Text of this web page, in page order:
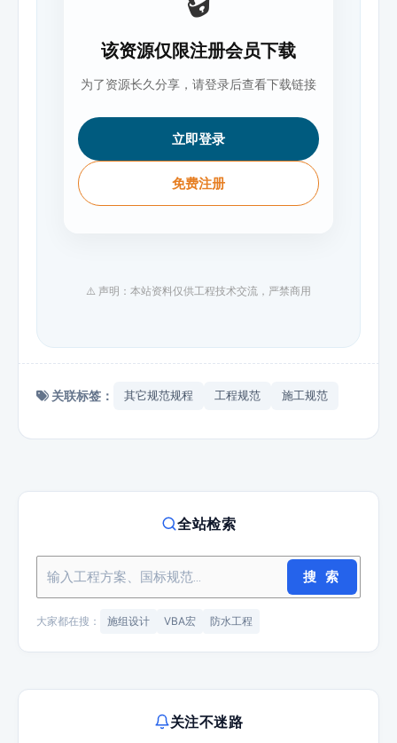
该资源仅限注册会员下载
为了资源长久分享，请登录后查看下载链接
立即登录
免费注册
⚠️ 声明：本站资料仅供工程技术交流，严禁商用
关联标签： 其它规范规程 工程规范 施工规范
全站检索
搜 索
大家都在搜： 施组设计 VBA宏 防水工程
关注不迷路